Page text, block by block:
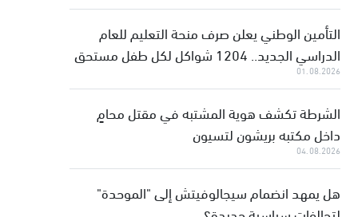
التأمين الوطني يعلن صرف منحة التعليم للعام
الدراسي الجديد.. 1204 شواكل لكل طفل مستحق
01.08.2026
الشرطة تكشف هوية المشتبه في مقتل محامٍ
داخل مكتبه بريشون لتسيون
04.08.2026
هل يمهد انضمام سيجالوفيتش إلى "الموحدة"